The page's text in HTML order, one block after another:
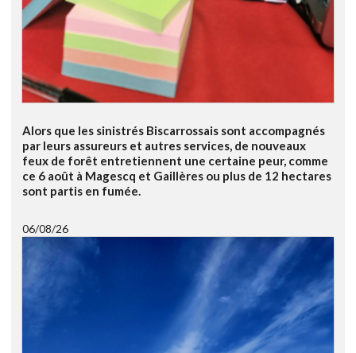
Alors que les sinistrés Biscarrossais sont accompagnés
par leurs assureurs et autres services, de nouveaux
feux de forêt entretiennent une certaine peur, comme
ce 6 août à Magescq et Gaillères ou plus de 12 hectares
sont partis en fumée.
06/08/26